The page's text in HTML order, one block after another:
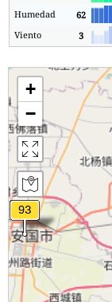
Humedad
62
Viento
3
+
−